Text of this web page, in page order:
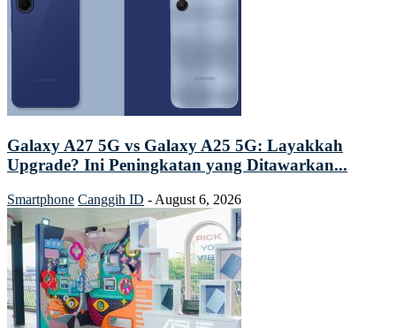
Galaxy A27 5G vs Galaxy A25 5G: Layakkah
Upgrade? Ini Peningkatan yang Ditawarkan...
Smartphone Canggih ID - August 6, 2026